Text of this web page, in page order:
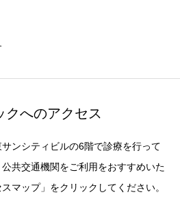
クへのアクセス
ンシティビルの6階で診療を行って
共交通機関をご利用をおすすめいた
マップ」をクリックしてください。